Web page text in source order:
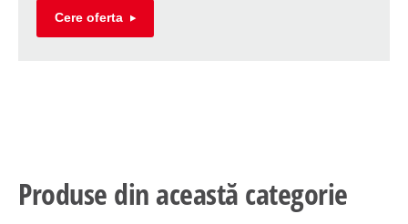
Cere oferta
Produse din această categorie